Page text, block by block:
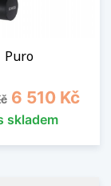
Puro
Cena
6 510 Kč
skladem